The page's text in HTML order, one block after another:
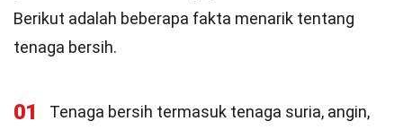
Berikut adalah beberapa fakta menarik tentang
tenaga bersih.
01
Tenaga bersih termasuk tenaga suria, angin,